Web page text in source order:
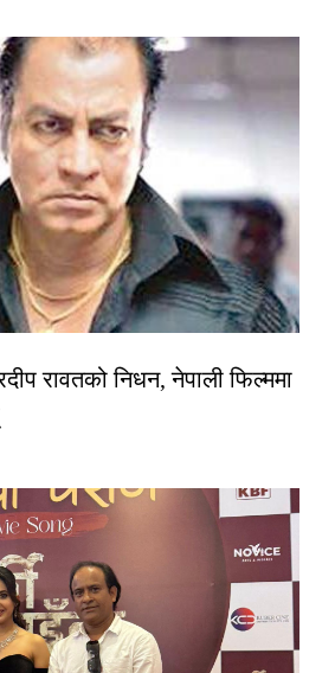
रावतको निधन, नेपाली फिल्ममा